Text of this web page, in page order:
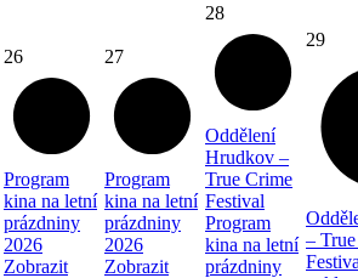
26
Program
kina na letní
prázdniny
2026
Zobrazit
27
Program
kina na letní
prázdniny
2026
Zobrazit
28
Oddělení
Hrudkov –
True Crime
Festival
Program
kina na letní
prázdniny
29
–